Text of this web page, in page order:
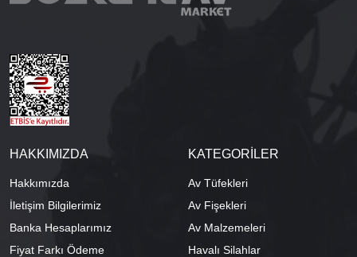
HAKKIMIZDA
Hakkımızda
İletişim Bilgilerimiz
Banka Hesaplarımız
Fiyat Farkı Ödeme
KATEGORİLER
Av Tüfekleri
Av Fişekleri
Av Malzemeleri
Havalı Silahlar